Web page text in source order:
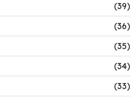
(39)
(36)
(35)
(34)
(33)